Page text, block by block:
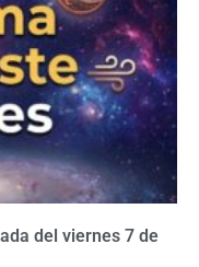
del viernes 7 de